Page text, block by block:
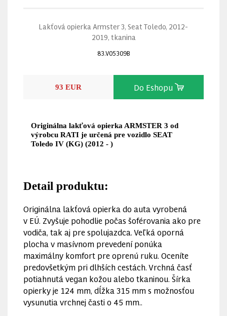
Lakťová opierka Armster 3, Seat Toledo, 2012-
2019, tkanina
83.V05309B
93 EUR Do Eshopu
Originálna lakťová opierka ARMSTER 3 od
výrobcu RATI je určená pre vozidlo SEAT
Toledo IV (KG) (2012 - )
Detail produktu:
Originálna lakťová opierka do auta vyrobená
v EÚ. Zvyšuje pohodlie počas šoférovania ako pre
vodiča, tak aj pre spolujazdca. Veľká oporná
plocha v masívnom prevedení ponúka
maximálny komfort pre oprenú ruku. Oceníte
predovšetkým pri dlhších cestách. Vrchná časť
potiahnutá vegan kožou alebo tkaninou. Šírka
opierky je 124 mm, dĺžka 315 mm s možnosťou
vysunutia vrchnej časti o 45 mm..